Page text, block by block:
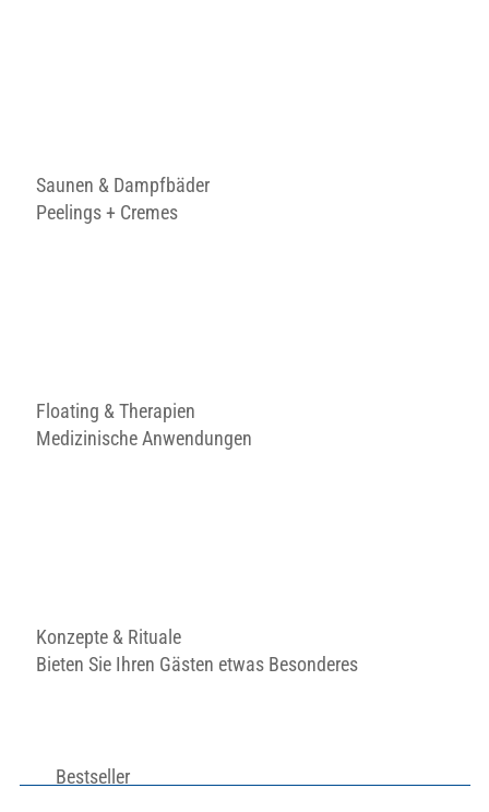
Saunen & Dampfbäder
Peelings + Cremes
Floating & Therapien
Medizinische Anwendungen
Konzepte & Rituale
Bieten Sie Ihren Gästen etwas Besonderes
Bestseller